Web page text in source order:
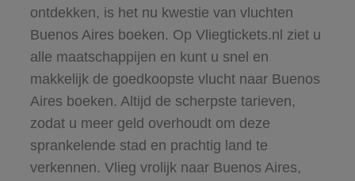
ontdekken, is het nu kwestie van vluchten
Buenos Aires boeken. Op Vliegtickets.nl ziet u
alle maatschappijen en kunt u snel en
makkelijk de goedkoopste vlucht naar Buenos
Aires boeken. Altijd de scherpste tarieven,
zodat u meer geld overhoudt om deze
sprankelende stad en prachtig land te
verkennen. Vlieg vrolijk naar Buenos Aires,